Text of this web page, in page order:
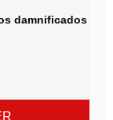
damnificados